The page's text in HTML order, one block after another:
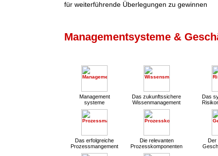
für weiterführende Überlegungen zu gewinnen
Managementsysteme &
Management
systeme
Das zukunftssichere
Wissenmanagement
Das
Das erfolgreiche
Prozessmangement
Die relevanten
Prozesskomponenten
Der